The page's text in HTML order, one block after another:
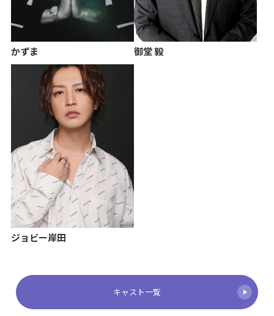
かずま 御堂 毅
ジョビー岸田
キャスト一覧